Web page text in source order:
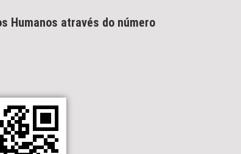
Humanos através do número